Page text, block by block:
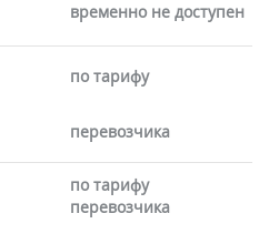
временно не доступен
по тарифу
перевозчика
по тарифу
перевозчика